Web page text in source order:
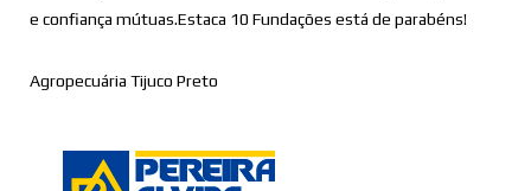
e confiança mútuas.Estaca 10 Fundações está de parabéns!
Agropecuária Tijuco Preto